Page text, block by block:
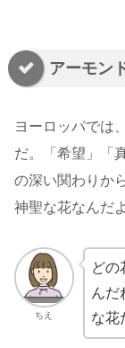
アーモン
ヨーロッパでは
だ。「希望」「
の深い関わりか
神聖な花なんだよ
ちえ
どの
んだ
な花